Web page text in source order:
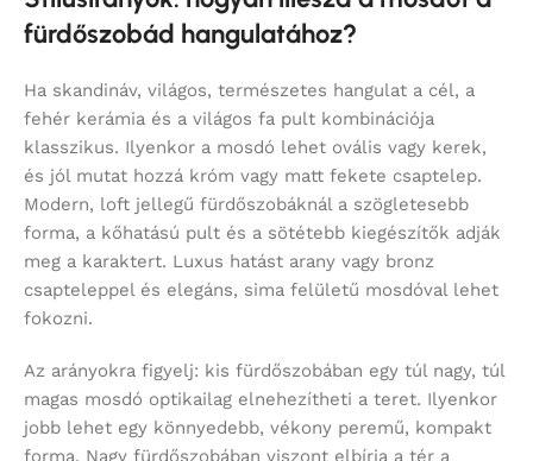
fürdőszobád hangulatához?
Ha skandináv, világos, természetes hangulat a cél, a
fehér kerámia és a világos fa pult kombinációja
klasszikus. Ilyenkor a mosdó lehet ovális vagy kerek,
és jól mutat hozzá króm vagy matt fekete csaptelep.
Modern, loft jellegű fürdőszobáknál a szögletesebb
forma, a kőhatású pult és a sötétebb kiegészítők adják
meg a karaktert. Luxus hatást arany vagy bronz
csapteleppel és elegáns, sima felületű mosdóval lehet
fokozni.
Az arányokra figyelj: kis fürdőszobában egy túl nagy, túl
magas mosdó optikailag elnehezítheti a teret. Ilyenkor
jobb lehet egy könnyedebb, vékony peremű, kompakt
forma. Nagy fürdőszobában viszont elbírja a tér a